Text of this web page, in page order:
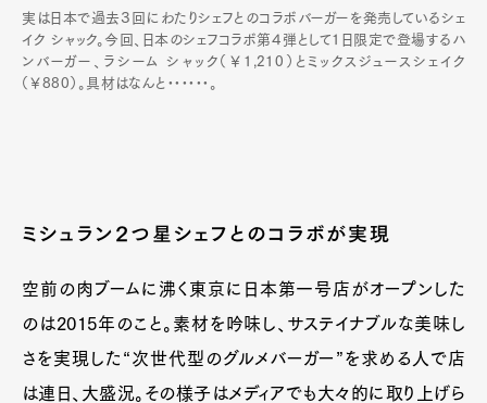
実は日本で過去３回にわたりシェフとのコラボバーガーを発売しているシェ
イク シャック。今回、日本のシェフコラボ第４弾として1日限定で登場するハ
ンバーガー、ラシーム シャック（￥1,210）とミックスジュースシェイク
（￥880）。具材はなんと••••••。
ミシュラン２つ星シェフとのコラボが実現
空前の肉ブームに沸く東京に日本第一号店がオープンした
のは2015年のこと。素材を吟味し、サステイナブルな美味し
さを実現した“次世代型のグルメバーガー”を求める人で店
は連日、大盛況。その様子はメディアでも大々的に取り上げら